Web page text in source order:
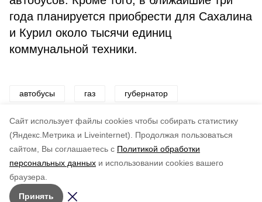
Cайт использует файлы cookies чтобы собирать статистику
(Яндекс.Метрика и Liveinternet).
Продолжая пользоваться
сайтом, Вы соглашаетесь с Политикой обработки
персональных данных и использовании cookies вашего
браузера.
Принять
года планируется приобрести для Сахалина
и Курил около тысячи единиц
коммунальной техники.
автобусы газ губернатор
правительство транспорт
по оценке
5